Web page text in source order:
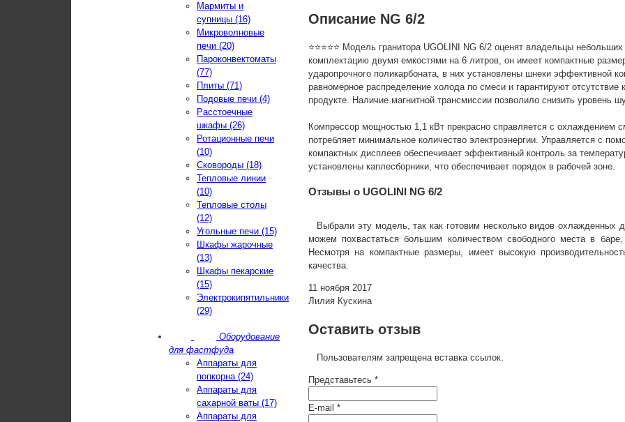
Описание NG 6/2
⭐⭐⭐⭐⭐ Модель гранитора UGOLINI NG 6/2 оценят владельцы
комплектацию двумя емкостями на 6 литров, он имеет компактные
ударопрочного поликарбоната, в них установлены шнеки эффективной
равномерное распределение холода по смеси и гарантируют отсутствие
продукте. Наличие магнитной трансмиссии позволило снизить уровень
Компрессор мощностью 1,1 кВт прекрасно справляется с охлаждением
потребляет минимальное количество электроэнергии. Управляется с
компактных дисплеев обеспечивает эффективный контроль за
установлены каплесборники, что обеспечивает порядок в рабочей зоне.
Отзывы о UGOLINI NG 6/2
Выбрали эту модель, так как готовим несколько видов охлажденных
можем похвастаться большим количеством свободного места в
Несмотря на компактные размеры, имеет высокую
качества.
11 ноября 2017
Лилия Кускина
Оставить отзыв
Пользователям запрещена вставка ссылок.
Представьтесь *
E-mail *
Мармиты и
супницы (16)
Микроволновые
печи (20)
Пароконвектоматы
(77)
Плиты (71)
Подовые печи (4)
Расстоечные
шкафы (26)
Ротационные печи
(10)
Сковороды (18)
Тепловые линии
(10)
Тепловые столы
(12)
Угольные печи (15)
Шкафы жарочные
(13)
Шкафы пекарские
(15)
Электрокипятильники
(29)
Оборудование
для фастфуда
Аппараты для
попкорна (24)
Аппараты для
сахарной ваты (17)
Аппараты для